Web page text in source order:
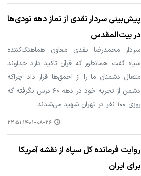
پیش‌بینی سردار نقدی از نماز دهه نودی‌ها
در بیت‌المقدس
سردار محمدرضا نقدی معاون هماهنگ‌کننده
سپاه گفت: همانطور که قرآن تاکید دارد خداوند
متعال دشمنان ما را از احمق‌ها قرار داد چراکه
دشمن از تجربه خود در دهه ۶۰ درس نگرفته که
روزی ۱۰۰ نفر در تهران شهید می‌شدند.
۱۴۰۱-۰۸-۲۶ ۲۲:۵۱
روایت فرمانده کل سپاه از نقشه آمریکا
برای ایران